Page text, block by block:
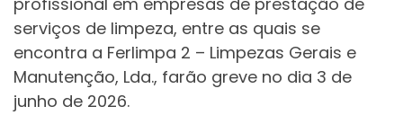
serviços de limpeza, entre as quais se
encontra a Ferlimpa 2 – Limpezas Gerais e
Manutenção, Lda., farão greve no dia 3 de
junho de 2026.